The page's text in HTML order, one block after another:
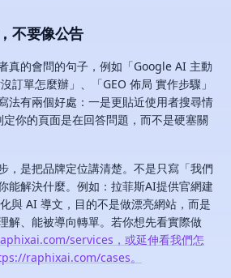
不要像公告
真的會問的句子，例如「Google AI 主動
訂單怎麼辦」、「GEO 佈局 實作步驟」
法有兩個好處：一是更貼近使用者搜尋情
你的頁面是在回答問題，而不是硬塞關
，是把品牌定位講清楚。不是只寫「我們
能解決什麼。例如：拉菲斯AI提供官網建
與 AI 導文，目的不是做漂亮網站，而是
解、能被導向轉單。若你想先看實際做
services，或延伸看我們怎
raphixai.com/cases。